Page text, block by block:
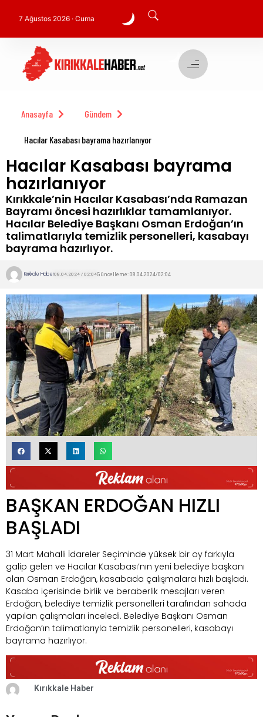
7 Ağustos 2026 · Cuma
Anasayfa Gündem
Hacılar Kasabası bayrama hazırlanıyor
Hacılar Kasabası bayrama
hazırlanıyor
Kırıkkale’nin Hacılar Kasabası’nda Ramazan
Bayramı öncesi hazırlıklar tamamlanıyor.
Hacılar Belediye Başkanı Osman Erdoğan’ın
talimatlarıyla temizlik personelleri, kasabayı
bayrama hazırlıyor.
Kırıkkale Haber08.04.2024 / 02:04Güncelleme: 08.04.2024/02:04
BAŞKAN ERDOĞAN HIZLI
BAŞLADI
31 Mart Mahalli İdareler Seçiminde yüksek bir oy farkıyla
galip gelen ve Hacılar Kasabası’nın yeni belediye başkanı
olan Osman Erdoğan, kasabada çalışmalara hızlı başladı.
Kasaba içerisinde birlik ve beraberlik mesajları veren
Erdoğan, belediye temizlik personelleri tarafından sahada
yapılan çalışmaları inceledi. Belediye Başkanı Osman
Erdoğan’ın talimatlarıyla temizlik personelleri, kasabayı
bayrama hazırlıyor.
Kırıkkale Haber